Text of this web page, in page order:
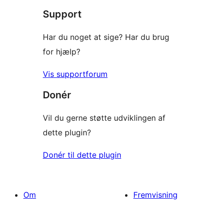
Support
Har du noget at sige? Har du brug
for hjælp?
Vis supportforum
Donér
Vil du gerne støtte udviklingen af
dette plugin?
Donér til dette plugin
Om
Fremvisning